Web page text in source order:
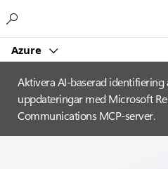
Azure
Aktivera AI-baserad identifiering
uppdateringar med Microsoft
Communications MCP-server.